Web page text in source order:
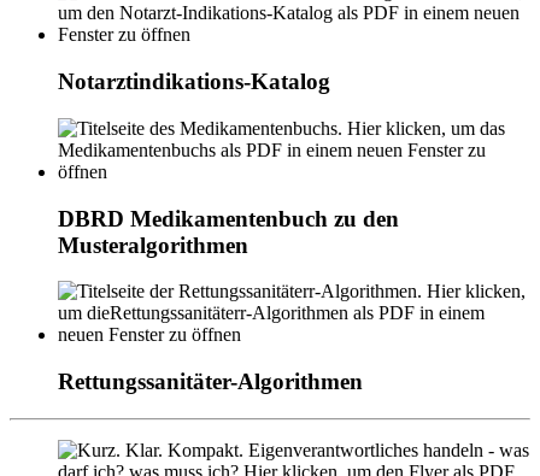
Notarztindikations-Katalog
DBRD Medikamentenbuch zu den
Musteralgorithmen
Rettungssanitäter-Algorithmen